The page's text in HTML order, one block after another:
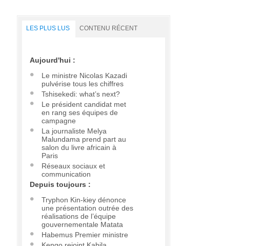
LES PLUS LUS CONTENU RÉCENT
Aujourd'hui :
Le ministre Nicolas Kazadi
pulvérise tous les chiffres
Tshisekedi: what’s next?
Le président candidat met
en rang ses équipes de
campagne
La journaliste Melya
Malundama prend part au
salon du livre africain à
Paris
Réseaux sociaux et
communication
Depuis toujours :
Tryphon Kin-kiey dénonce
une présentation outrée des
réalisations de l’équipe
gouvernementale Matata
Habemus Premier ministre